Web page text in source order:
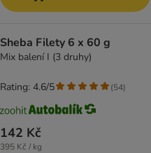
Sheba Filety 6 x 60 g
Mix balení I (3 druhy)
142 Kč
395 Kč / kg
Rating: 4.6/5 (54)